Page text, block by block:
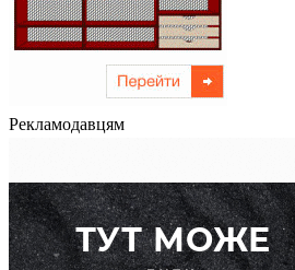
Рекламодавцям